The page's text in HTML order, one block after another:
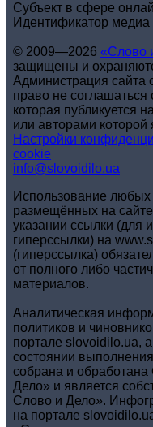
Субъект в сфере
Идентификатор медиа
© 2009—2026 «Слово
защищены и
Администрация сайта
право не
которая публикуется
или авторами которой
Настройки
cookie
info@slovoidilo.ua
Использование
размещённых на
указании ссылки (для
гиперссылки) на
(гиперссылка)
от полного либо
материалов.
Аналитическая
политиков и
портале slovoidilo.ua,
состоянии
собрана и
Дело» и является
Слово и Дело».
на портале